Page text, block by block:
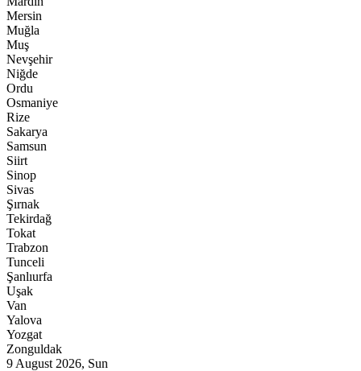
Mersin
Muğla
Muş
Nevşehir
Niğde
Ordu
Osmaniye
Rize
Sakarya
Samsun
Siirt
Sinop
Sivas
Şırnak
Tekirdağ
Tokat
Trabzon
Tunceli
Şanlıurfa
Uşak
Van
Yalova
Yozgat
Zonguldak
9 August 2026, Sun